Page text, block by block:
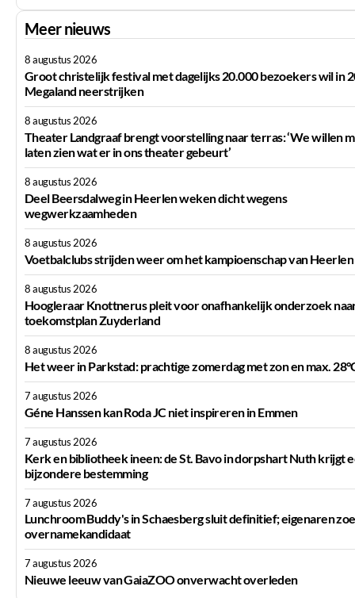
Meer nieuws
8 augustus 2026
Groot christelijk festival met dagelijks 20.000 bezoekers wil in
Megaland neerstrijken
8 augustus 2026
Theater Landgraaf brengt voorstelling naar terras: ‘We willen
laten zien wat er in ons theater gebeurt’
8 augustus 2026
Deel Beersdalweg in Heerlen weken dicht wegens
wegwerkzaamheden
8 augustus 2026
Voetbalclubs strijden weer om het kampioenschap van Heerlen
8 augustus 2026
Hoogleraar Knottnerus pleit voor onafhankelijk onderzoek
toekomstplan Zuyderland
8 augustus 2026
Het weer in Parkstad: prachtige zomerdag met zon en max.
7 augustus 2026
Géne Hanssen kan Roda JC niet inspireren in Emmen
7 augustus 2026
Kerk en bibliotheek ineen: de St. Bavo in dorpshart Nuth krijgt
bijzondere bestemming
7 augustus 2026
Lunchroom Buddy's in Schaesberg sluit definitief; eigenaren
overnamekandidaat
7 augustus 2026
Nieuwe leeuw van GaiaZOO onverwacht overleden